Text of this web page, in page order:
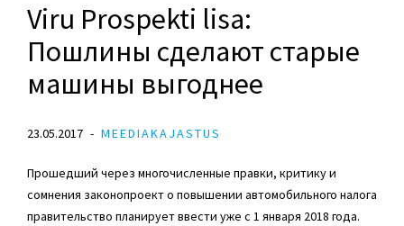
Viru Prospekti lisa:
Пошлины сделают старые
машины выгоднее
23.05.2017 MEEDIAKAJASTUS
Прошедший через многочисленные правки, критику и
сомнения законопроект о повышении автомобильного налога
правительство планирует ввести уже с 1 января 2018 года.